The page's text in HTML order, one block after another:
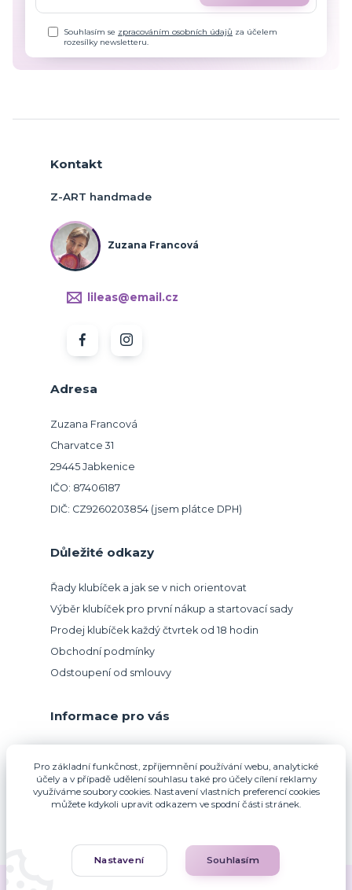
Souhlasím se zpracováním osobních údajů za účelem
rozesílky newsletteru.
Adresa
Zuzana Francová
Charvatce 31
29445 Jabkenice
IČO: 87406187
DIČ: CZ9260203854 (jsem plátce DPH)
Důležité odkazy
Řady klubíček a jak se v nich orientovat
Výběr klubíček pro první nákup a startovací sady
Prodej klubíček každý čtvrtek od 18 hodin
Obchodní podmínky
Odstoupení od smlouvy
Informace pro vás
Kontakt
Z-ART handmade
Zuzana Francová
lileas@email.cz
Pro základní funkčnost, zpříjemnění používání webu, analytické
účely a v případě udělení souhlasu také pro účely cílení reklamy
využíváme soubory cookies. Nastavení vlastních preferencí cookies
můžete kdykoli upravit odkazem ve spodní části stránek.
Nastavení Souhlasím